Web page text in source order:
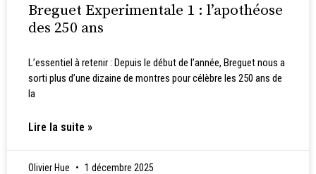
Breguet Experimentale 1 : l’apothéose
des 250 ans
L’essentiel à retenir : Depuis le début de l’année, Breguet nous a
sorti plus d’une dizaine de montres pour célèbre les 250 ans de
la
Lire la suite »
Olivier Hue 1 décembre 2025